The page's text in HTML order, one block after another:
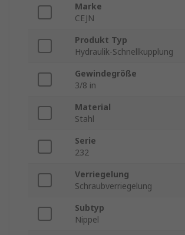
Marke
CEJN
Produkt Typ
Hydraulik-Schnellkupplung
Gewindegröße
3/8 in
Material
Stahl
Serie
232
Verriegelung
Schraubverriegelung
Subtyp
Nippel